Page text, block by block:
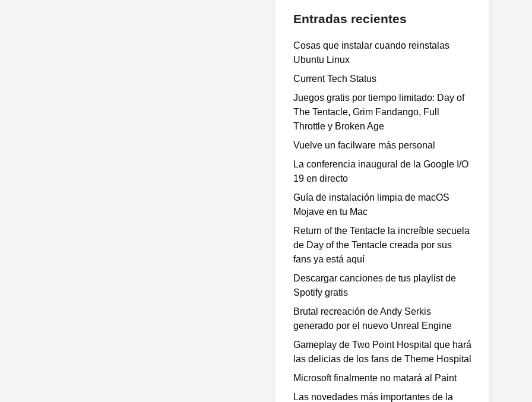
Entradas recientes
Cosas que instalar cuando reinstalas
Ubuntu Linux
Current Tech Status
Juegos gratis por tiempo limitado: Day of
The Tentacle, Grim Fandango, Full
Throttle y Broken Age
Vuelve un facilware más personal
La conferencia inaugural de la Google I/O
19 en directo
Guía de instalación limpia de macOS
Mojave en tu Mac
Return of the Tentacle la increíble secuela
de Day of the Tentacle creada por sus
fans ya está aquí
Descargar canciones de tus playlist de
Spotify gratis
Brutal recreación de Andy Serkis
generado por el nuevo Unreal Engine
Gameplay de Two Point Hospital que hará
las delicias de los fans de Theme Hospital
Microsoft finalmente no matará al Paint
Las novedades más importantes de la